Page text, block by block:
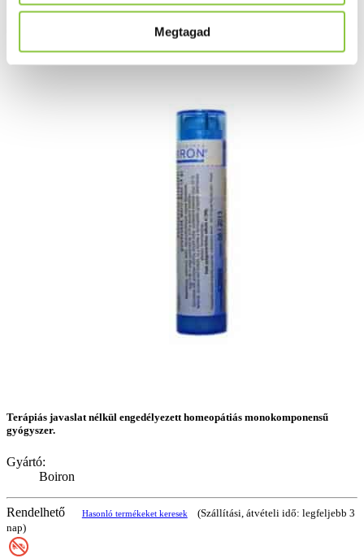
Megtagad
Csak személyesen átvehető termék
Terápiás javaslat nélkül engedélyezett homeopátiás monokomponensű
gyógyszer.
Gyártó:
Boiron
Rendelhető Hasonló termékeket keresek
(Szállítási, átvételi idő: legfeljebb 3
nap)